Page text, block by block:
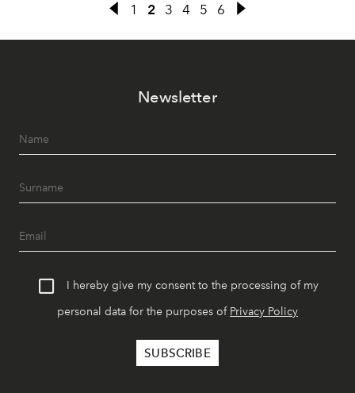
1 2 3 4 5 6
Newsletter
I hereby give my consent to the processing of my
personal data for the purposes of Privacy Policy